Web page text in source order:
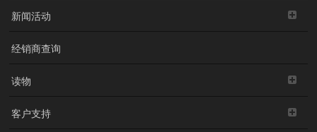
新闻活动
经销商查询
读物
客户支持